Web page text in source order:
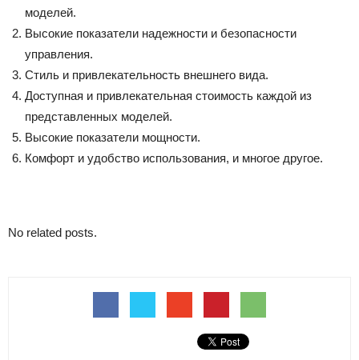
моделей.
Высокие показатели надежности и безопасности
управления.
Стиль и привлекательность внешнего вида.
Доступная и привлекательная стоимость каждой из
представленных моделей.
Высокие показатели мощности.
Комфорт и удобство использования, и многое другое.
No related posts.